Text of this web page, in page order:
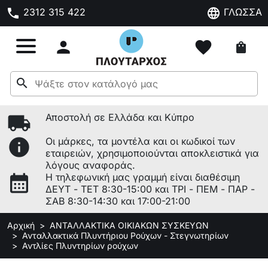
phone 2312 315 422 language ΓΛΩΣΣΑ
 favorite shopping_bag
search
local_shipping Αποστολή σε Ελλάδα και Κύπρο
info
Οι μάρκες, τα μοντέλα και οι κωδικοί των
εταιρειών, χρησιμοποιούνται αποκλειστικά για
λόγους αναφοράς.
calendar_month
Η τηλεφωνική μας γραμμή είναι διαθέσιμη
ΔΕΥΤ - ΤΕΤ 8:30-15:00 και ΤΡΙ - ΠΕΜ - ΠΑΡ -
ΣΑΒ 8:30-14:30 και 17:00-21:00
Αρχική
ΑΝΤΑΛΛΑΚΤΙΚΑ ΟΙΚΙΑΚΩΝ ΣΥΣΚΕΥΩΝ
Ανταλλακτικά Πλυντήριου Ρούχων - Στεγνωτηρίων
Αντλίες Πλυντηρίων ρούχων